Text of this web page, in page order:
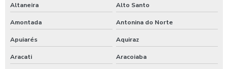
Serviços de terraplanagem preço
Supressão vegetal empresas
Terraplanagem e escavação preço
Altaneira Alto Santo
Amontada Antonina do Norte
Apuiarés Aquiraz
Aracati Aracoiaba